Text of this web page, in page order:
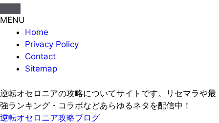
MENU
Home
Privacy Policy
Contact
Sitemap
逆転オセロニアの攻略についてサイトです。リセマラや最
強ランキング・コラボなどあらゆるネタを配信中！
逆転オセロニア攻略ブログ